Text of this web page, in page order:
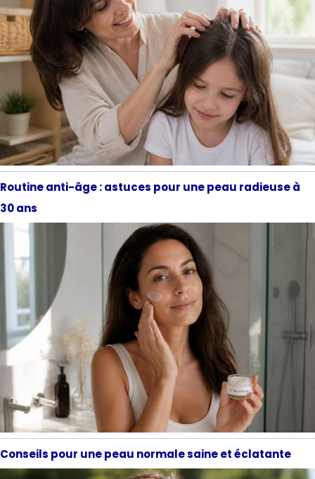
Routine anti-âge : astuces pour une peau radieuse à
30 ans
Conseils pour une peau normale saine et éclatante